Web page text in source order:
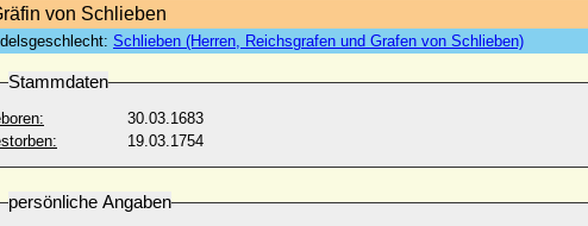
von Schlieben
Schlieben (Herren, Reichsgrafen und Grafen von Schlieben)
Stammdaten
30.03.1683
19.03.1754
persönliche Angaben